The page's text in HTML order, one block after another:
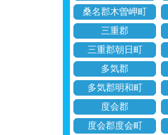
桑名郡木曽岬町
三重郡
三重郡朝日町
多気郡
多気郡明和町
度会郡
度会郡度会町